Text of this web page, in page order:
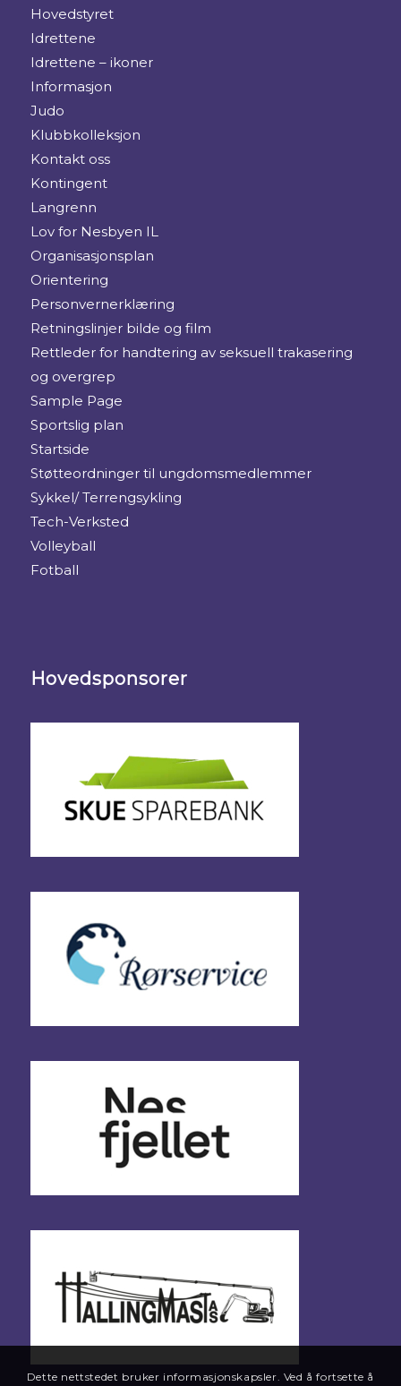
Hovedstyret
Idrettene
Idrettene – ikoner
Informasjon
Judo
Klubbkolleksjon
Kontakt oss
Kontingent
Langrenn
Lov for Nesbyen IL
Organisasjonsplan
Orientering
Personvernerklæring
Retningslinjer bilde og film
Rettleder for handtering av seksuell trakasering
og overgrep
Sample Page
Sportslig plan
Startside
Støtteordninger til ungdomsmedlemmer
Sykkel/ Terrengsykling
Tech-Verksted
Volleyball
Fotball
Hovedsponsorer
Dette nettstedet bruker informasjonskapsler. Ved å fortsette å